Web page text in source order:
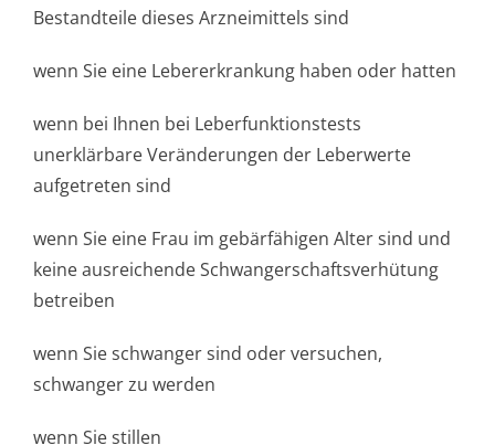
Bestandteile dieses Arzneimittels sind
wenn Sie eine Lebererkrankung haben oder hatten
wenn bei Ihnen bei Leberfunktionstests
unerklärbare Veränderungen der Leberwerte
aufgetreten sind
wenn Sie eine Frau im gebärfähigen Alter sind und
keine ausreichende Schwangerschaf­tsverhütung
betreiben
wenn Sie schwanger sind oder versuchen,
schwanger zu werden
wenn Sie stillen